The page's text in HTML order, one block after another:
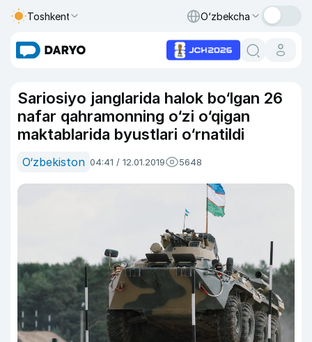
Toshkent O‘zbekcha
Sariosiyo janglarida halok bo‘lgan 26
nafar qahramonning o‘zi o‘qigan
maktablarida byustlari o‘rnatildi
O‘zbekiston 04:41 / 12.01.2019 5648